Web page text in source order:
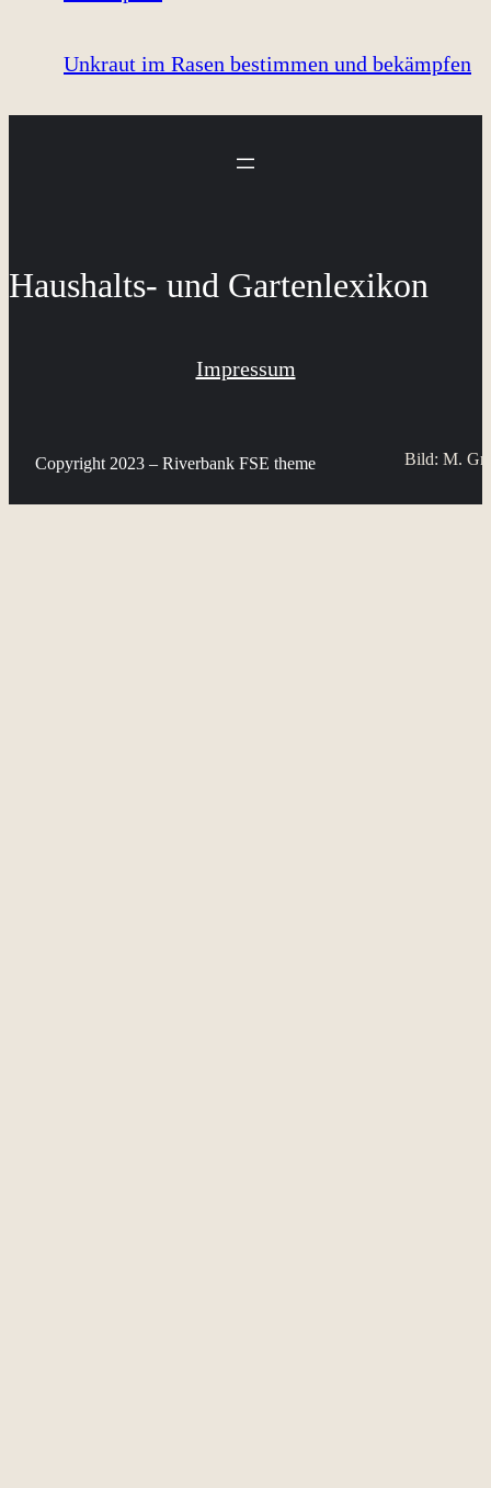
Bild: M.
Unkraut im Rasen bestimmen und bekämpfen
Haushalts- und Gartenlexikon
Impressum
Copyright 2023 – Riverbank FSE theme